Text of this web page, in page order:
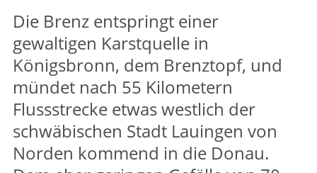
Die Brenz entspringt einer
gewaltigen Karstquelle in
Königsbronn, dem Brenztopf, und
mündet nach 55 Kilometern
Flussstrecke etwas westlich der
schwäbischen Stadt Lauingen von
Norden kommend in die Donau.